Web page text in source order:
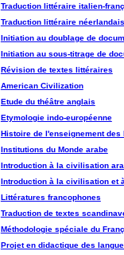
Traduction littéraire italien-
Traduction littéraire
Initiation au doublage de
Initiation au sous-titrage de
Révision de textes littéraires
American Civilization
Etude du théâtre anglais
Etymologie indo-européenne
Histoire de l'enseignement des
Institutions du Monde arabe
Introduction à la civilisation
Introduction à la civilisation et
Littératures francophones
Traduction de textes
Méthodologie spéciale du
Projet en didactique des